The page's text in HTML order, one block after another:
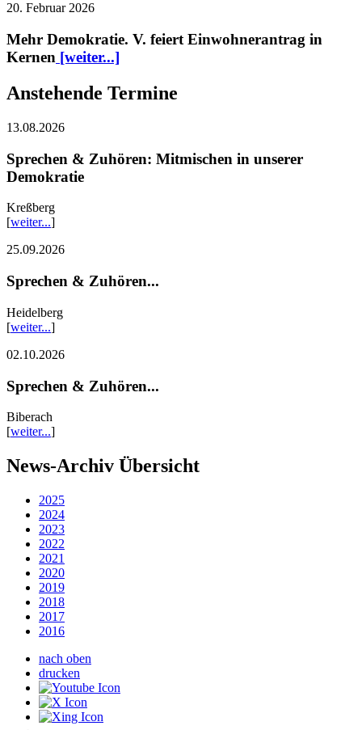
20. Februar 2026
Mehr Demokratie. V. feiert Einwohnerantrag in
Kernen [weiter...]
Anstehende Termine
13.08.2026
Sprechen & Zuhören: Mitmischen in unserer
Demokratie
Kreßberg
[weiter...]
25.09.2026
Sprechen & Zuhören...
Heidelberg
[weiter...]
02.10.2026
Sprechen & Zuhören...
Biberach
[weiter...]
News-Archiv Übersicht
2025
2024
2023
2022
2021
2020
2019
2018
2017
2016
nach oben
drucken